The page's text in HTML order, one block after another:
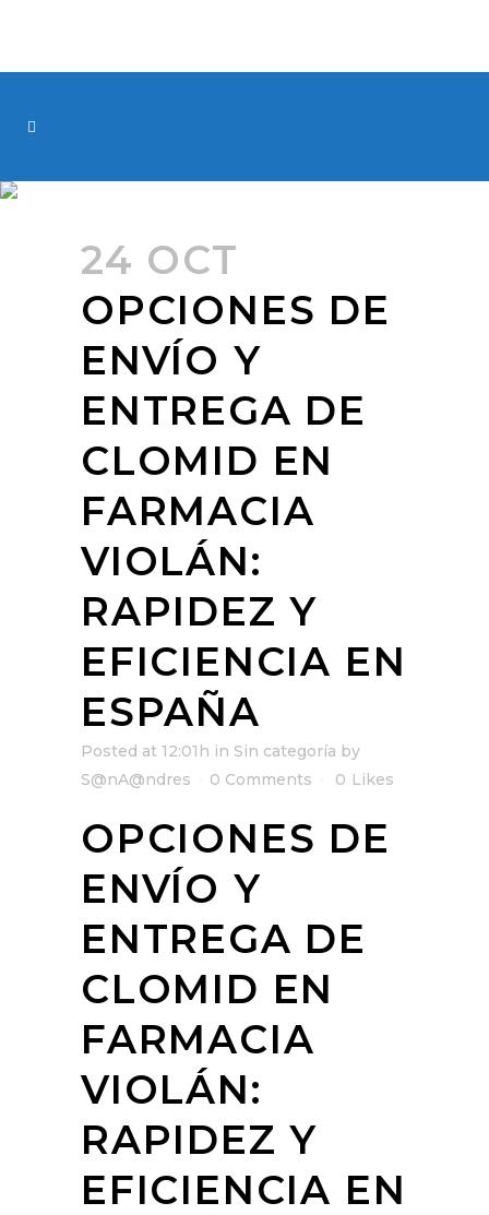
24 OCT
OPCIONES DE
ENVÍO Y
ENTREGA DE
CLOMID EN
FARMACIA
VIOLÁN:
RAPIDEZ Y
EFICIENCIA EN
ESPAÑA
Posted at 12:01h in Sin categoría by
S@nA@ndres
0 Comments 0 Likes
OPCIONES DE
ENVÍO Y
ENTREGA DE
CLOMID EN
FARMACIA
VIOLÁN:
RAPIDEZ Y
EFICIENCIA EN